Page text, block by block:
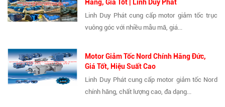
Hãng, Giá Tốt | Linh Duy Phát
Linh Duy Phát cung cấp motor giảm tốc trục
vuông góc với nhiều mẫu mã, giá...
Motor Giảm Tốc Nord Chính Hãng Đức,
Giá Tốt, Hiệu Suất Cao
Linh Duy Phát cung cấp motor giảm tốc Nord
chính hãng, chất lượng cao, đa dạng...